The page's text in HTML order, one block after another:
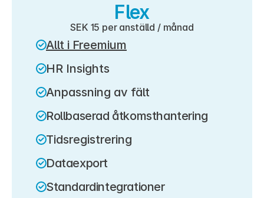
Flex
SEK 15 per anställd / månad
Allt i Freemium
HR Insights
Anpassning av fält
Rollbaserad åtkomsthantering
Tidsregistrering
Dataexport
Standardintegrationer